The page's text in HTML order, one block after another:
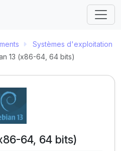
Systèmes d'exploitation
13 (x86-64, 64 bits)
64, 64 bits)